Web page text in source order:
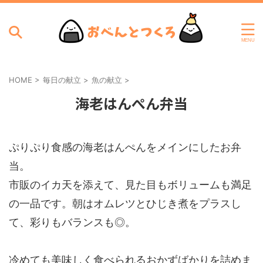
HOME > 毎日の献立 > 魚の献立 >
海老はんぺん弁当
ぷりぷり食感の海老はんぺんをメインにしたお弁
当。
市販のイカ天を添えて、見た目もボリュームも満足
の一品です。朝はオムレツとひじき煮をプラスし
て、彩りもバランスも◎。
冷めても美味しく食べられるおかずばかりを詰めま